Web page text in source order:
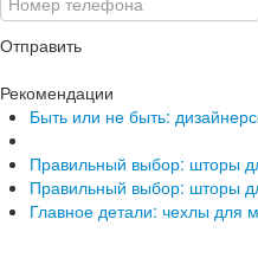
Отправить
Рекомендации
Быть или не быть:
Правильный выбор: шторы
Правильный выбор: шторы
Главное детали: чехлы для